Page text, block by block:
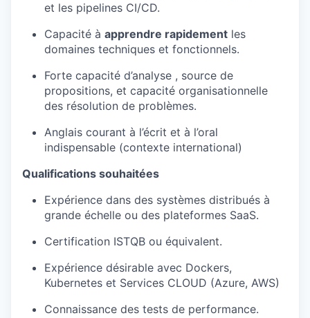
et les pipelines CI/CD.
Capacité à apprendre rapidement les
domaines techniques et fonctionnels.
Forte capacité d’analyse , source de
propositions, et capacité organisationnelle
des résolution de problèmes.
Anglais courant à l’écrit et à l’oral
indispensable (contexte international)
Qualifications souhaitées
Expérience dans des systèmes distribués à
grande échelle ou des plateformes SaaS.
Certification ISTQB ou équivalent.
Expérience désirable avec Dockers,
Kubernetes et Services CLOUD (Azure, AWS)
Connaissance des tests de performance.